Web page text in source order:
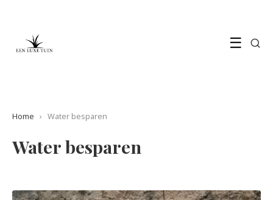
☰
Home › Water besparen
Water besparen